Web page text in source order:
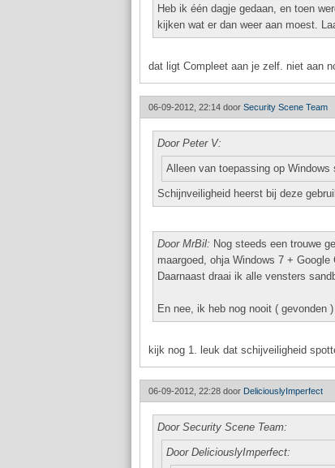
Heb ik één dagje gedaan, en toen
kijken wat er dan weer aan moest.
dat ligt Compleet aan je zelf. niet aan
06-09-2012, 22:14 door Security Scene Team
Door Peter V:
Alleen van toepassing op Windows
Schijnveiligheid heerst bij deze
Door MrBil: Nog steeds een trouwe
maargoed, ohja Windows 7 +
Daarnaast draai ik alle vensters
En nee, ik heb nog nooit ( gevonden
kijk nog 1. leuk dat schijveiligheid
06-09-2012, 22:28 door DeliciouslyImperfect
Door Security Scene Team:
Door DeliciouslyImperfect: